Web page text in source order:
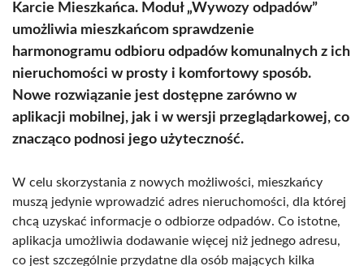
Karcie Mieszkańca. Moduł „Wywozy odpadów”
umożliwia mieszkańcom sprawdzenie
harmonogramu odbioru odpadów komunalnych z ich
nieruchomości w prosty i komfortowy sposób.
Nowe rozwiązanie jest dostępne zarówno w
aplikacji mobilnej, jak i w wersji przeglądarkowej, co
znacząco podnosi jego użyteczność.
W celu skorzystania z nowych możliwości, mieszkańcy
muszą jedynie wprowadzić adres nieruchomości, dla której
chcą uzyskać informacje o odbiorze odpadów. Co istotne,
aplikacja umożliwia dodawanie więcej niż jednego adresu,
co jest szczególnie przydatne dla osób mających kilka